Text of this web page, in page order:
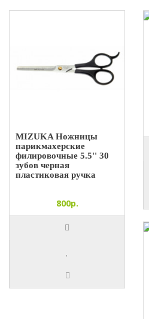
MIZUKA Ножницы
парикмахерские
филировочные 5.5'' 30
зубов черная
пластиковая ручка
800р.